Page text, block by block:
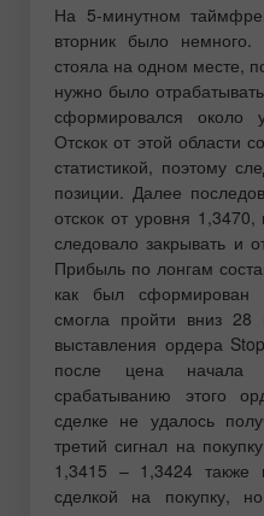
На 5-минутном
вторник было
стояла на одном месте,
нужно было
сформировался около
Отскок от этой области
статистикой, поэтому
позиции. Далее
отскок от уровня
следовало закрывать и
Прибыль по лонгам
как был сформирован
смогла пройти вниз 28
выставления ордера
после цена начала
срабатыванию этого
сделке не удалось
третий сигнал на
1,3415 – 1,3424 также
сделкой на покупку,